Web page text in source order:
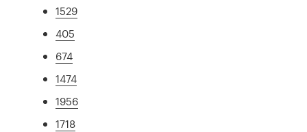
1529
405
674
1474
1956
1718